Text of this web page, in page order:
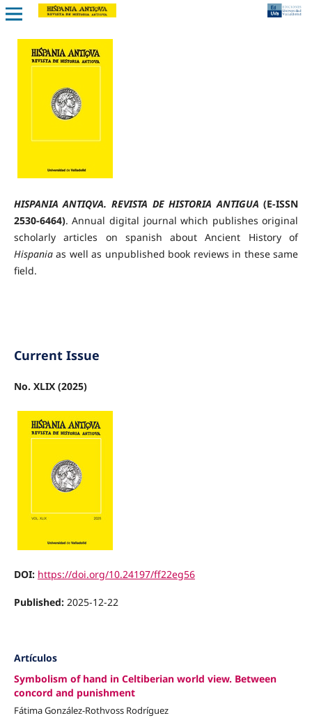
HISPANIA ANTIQVA. REVISTA DE HISTORIA ANTIGUA(E-ISSN
2530-6464). Annual digital journal which publishes original
scholarly articles on spanish about Ancient History of
Hispaniaas well as unpublished book reviews in these same
field.
Current Issue
No. XLIX (2025)
DOI: https://doi.org/10.24197/ff22eg56
Published: 2025-12-22
Artículos
Symbolism of hand in Celtiberian world view. Between
concord and punishment
Fátima González-Rothvoss Rodríguez